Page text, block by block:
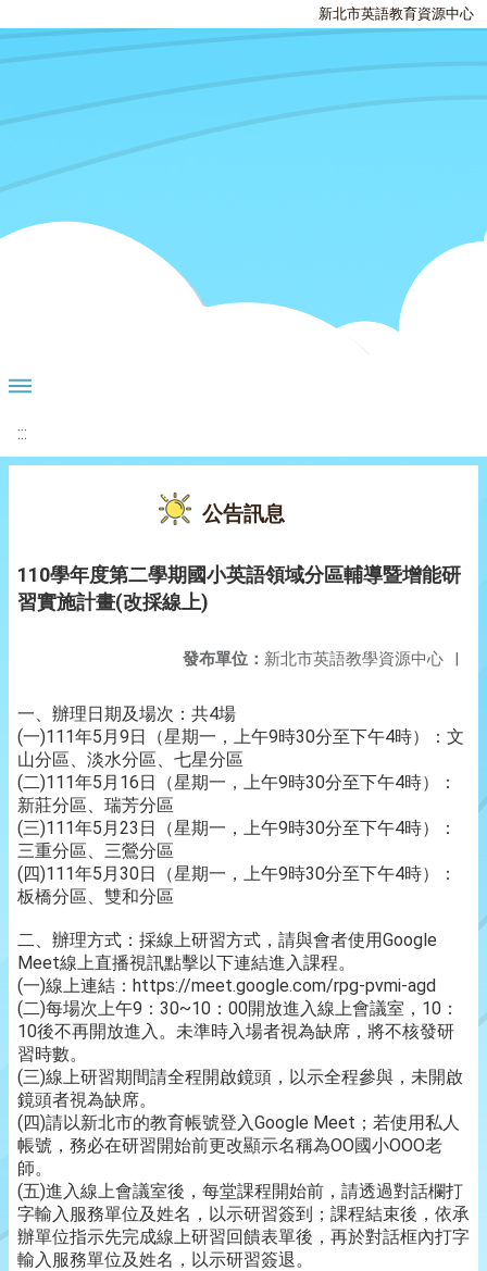
新北市英語教育資源中心
:::
公告訊息
110學年度第二學期國小英語領域分區輔導暨增能研
習實施計畫(改採線上)
發布單位： 新北市英語教學資源中心 |
一、辦理日期及場次：共4場
(一)111年5月9日（星期一，上午9時30分至下午4時）：文
山分區、淡水分區、七星分區
(二)111年5月16日（星期一，上午9時30分至下午4時）：
新莊分區、瑞芳分區
(三)111年5月23日（星期一，上午9時30分至下午4時）：
三重分區、三鶯分區
(四)111年5月30日（星期一，上午9時30分至下午4時）：
板橋分區、雙和分區
二、辦理方式：採線上研習方式，請與會者使用Google
Meet線上直播視訊點擊以下連結進入課程。
(一)線上連結：https://meet.google.com/rpg-pvmi-agd
(二)每場次上午9：30~10：00開放進入線上會議室，10：
10後不再開放進入。未準時入場者視為缺席，將不核發研
習時數。
(三)線上研習期間請全程開啟鏡頭，以示全程參與，未開啟
鏡頭者視為缺席。
(四)請以新北市的教育帳號登入Google Meet；若使用私人
帳號，務必在研習開始前更改顯示名稱為OO國小OOO老
師。
(五)進入線上會議室後，每堂課程開始前，請透過對話欄打
字輸入服務單位及姓名，以示研習簽到；課程結束後，依承
辦單位指示先完成線上研習回饋表單後，再於對話框內打字
輸入服務單位及姓名，以示研習簽退。